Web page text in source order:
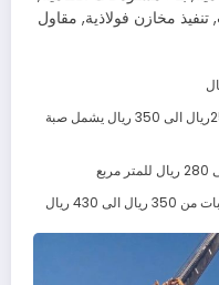
مخازن فولاذية, مقاول
اسعار الهنجر مع البناء والتشطيبات من 250ريال الى 350 ريال يشمل صبة
430 ريال